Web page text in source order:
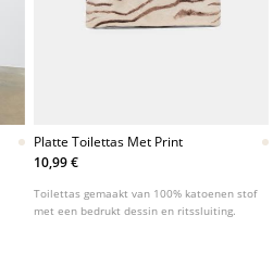
Platte Toilettas Met Print
10,99 €
Toilettas gemaakt van 100% katoenen stof
met een bedrukt dessin en ritssluiting.